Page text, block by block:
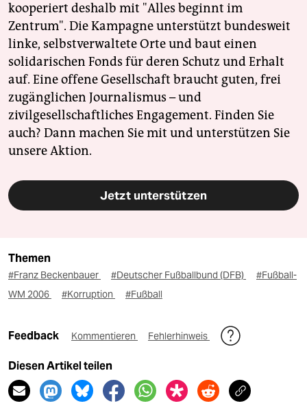
kooperiert deshalb mit "Alles beginnt im
Zentrum". Die Kampagne unterstützt bundesweit
linke, selbstverwaltete Orte und baut einen
solidarischen Fonds für deren Schutz und Erhalt
auf. Eine offene Gesellschaft braucht guten, frei
zugänglichen Journalismus – und
zivilgesellschaftliches Engagement. Finden Sie
auch? Dann machen Sie mit und unterstützen Sie
unsere Aktion.
Jetzt unterstützen
Themen
#Franz Beckenbauer #Deutscher Fußballbund (DFB)
#Fußball-
WM 2006
#Korruption #Fußball
Feedback Kommentieren Fehlerhinweis
Diesen Artikel teilen